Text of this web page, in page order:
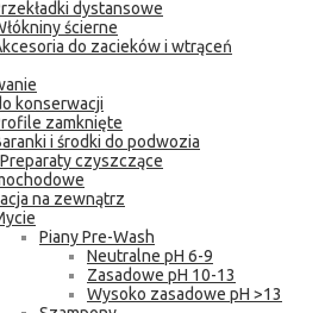
dystansowe
ścierne
do zacieków i wtrąceń
konserwacji
zamknięte
i środki do podwozia
czyszczące
na zewnątrz
Piany Pre-Wash
Neutralne pH 6-9
Zasadowe pH 10-13
Wysoko zasadowe pH >13